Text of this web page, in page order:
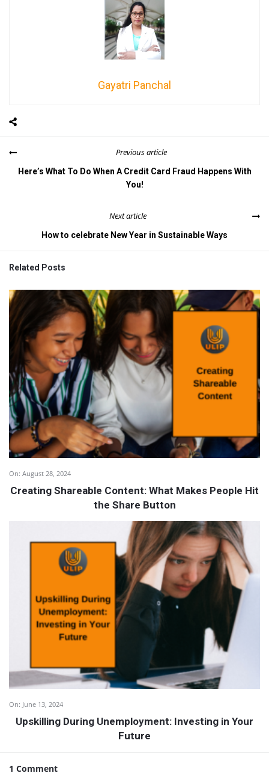
Gayatri Panchal
Previous article
Here’s What To Do When A Credit Card Fraud Happens With
You!
Next article
How to celebrate New Year in Sustainable Ways
Related Posts
On: August 28, 2024
Creating Shareable Content: What Makes People Hit
the Share Button
On: June 13, 2024
Upskilling During Unemployment: Investing in Your
Future
1 Comment